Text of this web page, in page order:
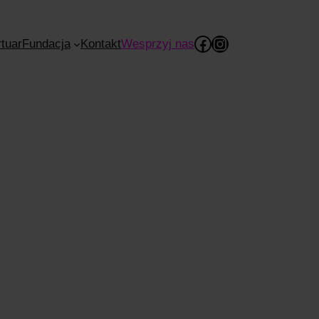
Fundacja KontaktWesprzyj nasFacebook
Instagram